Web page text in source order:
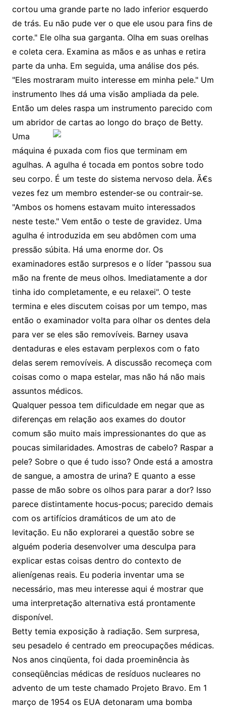
cortou uma grande parte no lado inferior esquerdo
de trás. Eu não pude ver o que ele usou para fins de
corte." Ele olha sua garganta. Olha em suas orelhas
e coleta cera. Examina as mãos e as unhas e retira
parte da unha. Em seguida, uma análise dos pés.
"Eles mostraram muito interesse em minha pele." Um
instrumento lhes dá uma visão ampliada da pele.
Então um deles raspa um instrumento parecido com
um abridor de cartas ao longo do braço de Betty.
Uma
máquina é puxada com fios que terminam em
agulhas. A agulha é tocada em pontos sobre todo
seu corpo. É um teste do sistema nervoso dela. Ã€s
vezes fez um membro estender-se ou contrair-se.
"Ambos os homens estavam muito interessados
neste teste." Vem então o teste de gravidez. Uma
agulha é introduzida em seu abdômen com uma
pressão súbita. Há uma enorme dor. Os
examinadores estão surpresos e o líder "passou sua
mão na frente de meus olhos. Imediatamente a dor
tinha ido completamente, e eu relaxei". O teste
termina e eles discutem coisas por um tempo, mas
então o examinador volta para olhar os dentes dela
para ver se eles são removíveis. Barney usava
dentaduras e eles estavam perplexos com o fato
delas serem removíveis. A discussão recomeça com
coisas como o mapa estelar, mas não há não mais
assuntos médicos.
Qualquer pessoa tem dificuldade em negar que as
diferenças em relação aos exames do doutor
comum são muito mais impressionantes do que as
poucas similaridades. Amostras de cabelo? Raspar a
pele? Sobre o que é tudo isso? Onde está a amostra
de sangue, a amostra de urina? E quanto a esse
passe de mão sobre os olhos para parar a dor? Isso
parece distintamente hocus-pocus; parecido demais
com os artifícios dramáticos de um ato de
levitação. Eu não explorarei a questão sobre se
alguém poderia desenvolver uma desculpa para
explicar estas coisas dentro do contexto de
alienígenas reais. Eu poderia inventar uma se
necessário, mas meu interesse aqui é mostrar que
uma interpretação alternativa está prontamente
disponível.
Betty temia exposição à radiação. Sem surpresa,
seu pesadelo é centrado em preocupações médicas.
Nos anos cinqüenta, foi dada proeminência às
conseqüências médicas de resíduos nucleares no
advento de um teste chamado Projeto Bravo. Em 1
março de 1954 os EUA detonaram uma bomba